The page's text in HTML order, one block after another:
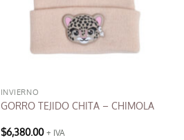
INVIERNO
GORRO TEJIDO CHITA – CHIMOLA
$6,380.00 + IVA